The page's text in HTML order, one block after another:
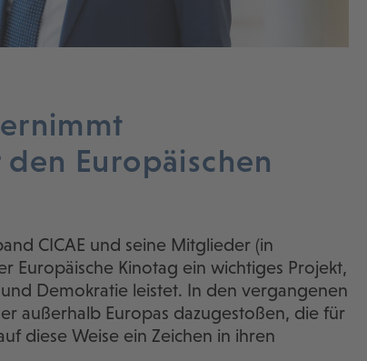
Europäischen
CICAE und seine Mitglieder (in
Europäische Kinotag ein wichtiges Projekt,
Demokratie leistet. In den vergangenen
außerhalb Europas dazugestoßen, die für
diese Weise ein Zeichen in ihren